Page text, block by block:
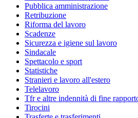
Pubblica amministrazione
Retribuzione
Riforma del lavoro
Scadenze
Sicurezza e igiene sul lavoro
Sindacale
Spettacolo e sport
Statistiche
Stranieri e lavoro all'estero
Telelavoro
Tfr e altre indennità di fine
Tirocini